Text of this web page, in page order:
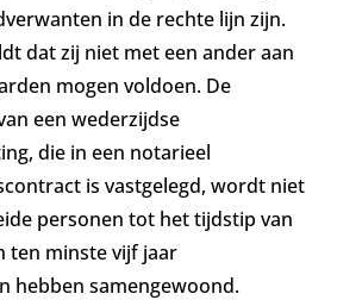
in de rechte lijn zijn.
dat zij niet met een ander aan
mogen voldoen. De
een wederzijdse
die in een notarieel
is vastgelegd, wordt niet
personen tot het tijdstip van
ten minste vijf jaar
hebben samengewoond.